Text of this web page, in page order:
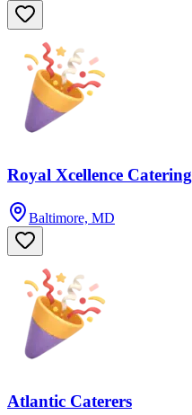
Royal Xcellence Catering
Baltimore, MD
Atlantic Caterers